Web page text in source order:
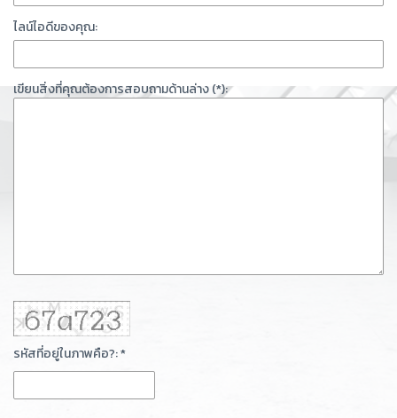
ไลน์ไอดีของคุณ:
เขียนสิ่งที่คุณต้องการสอบถามด้านล่าง (*):
รหัสที่อยู่ในภาพคือ?: *